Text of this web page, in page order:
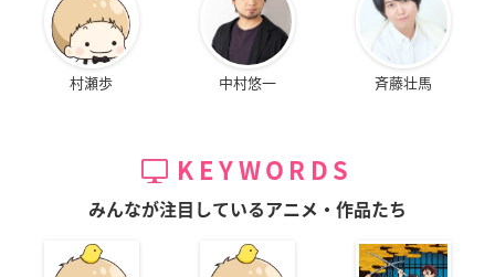
村瀬歩 中村悠一 斉藤壮馬
KEYWORDS
みんなが注目しているアニメ・作品たち